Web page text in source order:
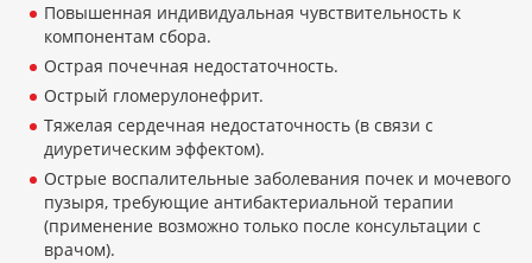
Повышенная индивидуальная чувствительность к
компонентам сбора.
Острая почечная недостаточность.
Острый гломерулонефрит.
Тяжелая сердечная недостаточность (в связи с
диуретическим эффектом).
Острые воспалительные заболевания почек и мочевого
пузыря, требующие антибактериальной терапии
(применение возможно только после консультации с
врачом).